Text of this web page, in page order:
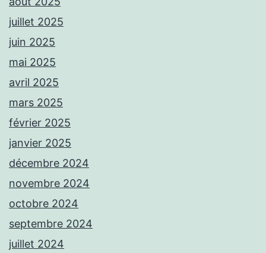
juillet 2025
juin 2025
mai 2025
avril 2025
mars 2025
février 2025
janvier 2025
décembre 2024
novembre 2024
octobre 2024
septembre 2024
juillet 2024